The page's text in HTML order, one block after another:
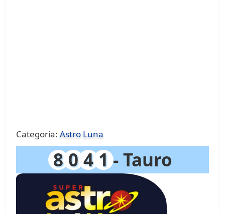
Categoría:Astro Luna
8 0 4 1- Tauro